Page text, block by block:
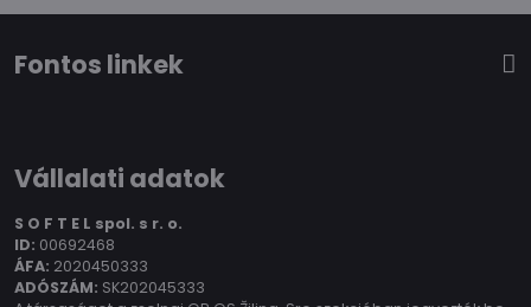
Fontos linkek
Vállalati adatok
S O F T E L spol. s r. o.
ID: 00692468
ÁFA: 2020450333
ADÓSZÁM: SK202045333